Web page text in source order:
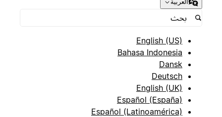
العربية
English (US)
Bahasa Indonesia
Dansk
Deutsch
English (UK)
Español (España)
Español (Latinoamérica)